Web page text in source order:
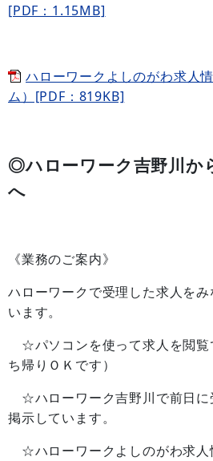
[PDF：1.15MB]
ハローワークよしのがわ求人
ム）[PDF：819KB]
◎ハローワーク吉野川か
へ
《業務のご案内》
ハローワークで受理した求人を
います。
☆パソコンを使って求人を閲覧
ち帰りＯＫです）
☆ハローワーク吉野川で前日に
掲示しています。
☆ハローワークよしのがわ求人